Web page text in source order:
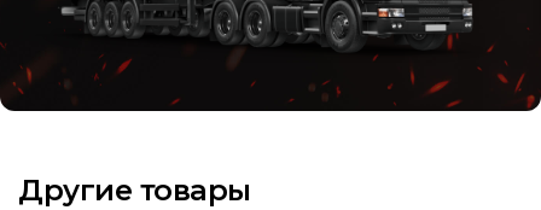
Другие товары